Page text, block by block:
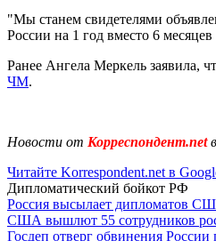
"Мы станем свидетелями
России на 1 год вместо 6
Ранее Ангела Меркель заявила,
ЧМ.
Новости от Корреспондент.net
Читайте Korrespondent.net в
Дипломатический бойкот РФ
Россия высылает дипломатов
США вышлют 55 сотрудников
Госдеп отверг обвинения